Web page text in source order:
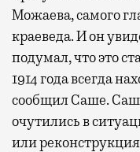
Можаева, самого
краеведа. И он
подумал, что это
1914 года всегда
сообщил Саше.
очутились в
или